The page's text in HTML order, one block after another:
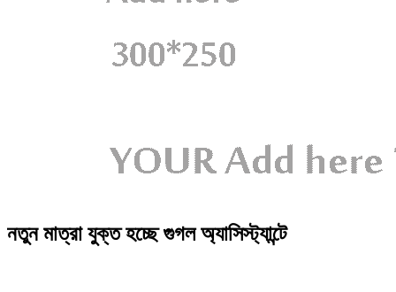
নতুন মাত্রা যুক্ত হচ্ছে গুগল অ্যাসিস্ট্যান্টে